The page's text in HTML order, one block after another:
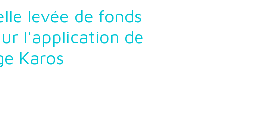
levée de fonds
l'application de
Karos